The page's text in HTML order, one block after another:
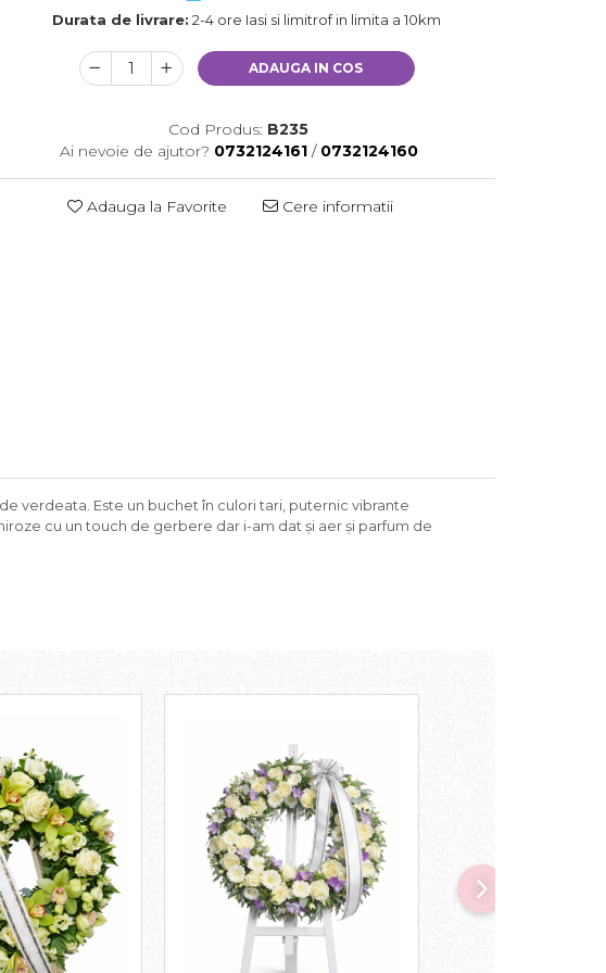
Durata de livrare: 2-4 ore Iasi si limitrof in limita a 10km
ADAUGA IN COS
Cod Produs: B235
Ai nevoie de ajutor? 0732124161 / 0732124160
Adauga la Favorite Cere informatii
verdeata. Este un buchet în culori tari, puternic vibrante
cu un touch de gerbere dar i-am dat și aer și parfum de